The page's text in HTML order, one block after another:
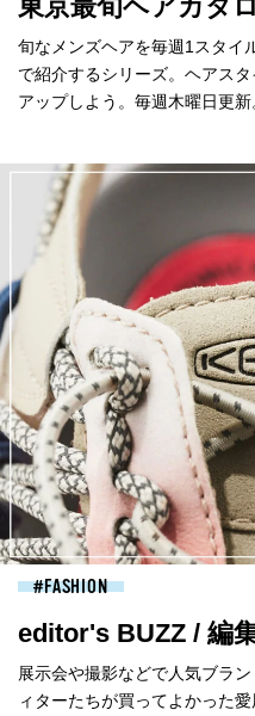
東京最旬ヘアカタ
旬なメンズヘアを毎週1スタイ
で紹介するシリーズ。ヘアス
アップしよう。毎週木曜日更新
FASHION
editor's BUZZ / 編
展示会や撮影などで人気ブラ
ィターたちが買ってよかった